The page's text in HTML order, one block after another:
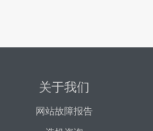
关于我们
网站故障报告